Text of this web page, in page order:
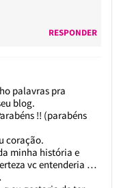
RESPONDER
palavras pra
blog.
!! (parabéns
coração.
minha história e
vc entenderia …